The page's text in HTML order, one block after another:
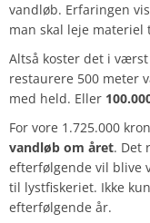
vandløb. Erfaringen
man skal leje materiel
Altså koster det i
restaurere 500 meter
med held. Eller
For vore 1.725.000
vandløb om året. Det
efterfølgende vil blive
til lystfiskeriet. Ikke
efterfølgende år.